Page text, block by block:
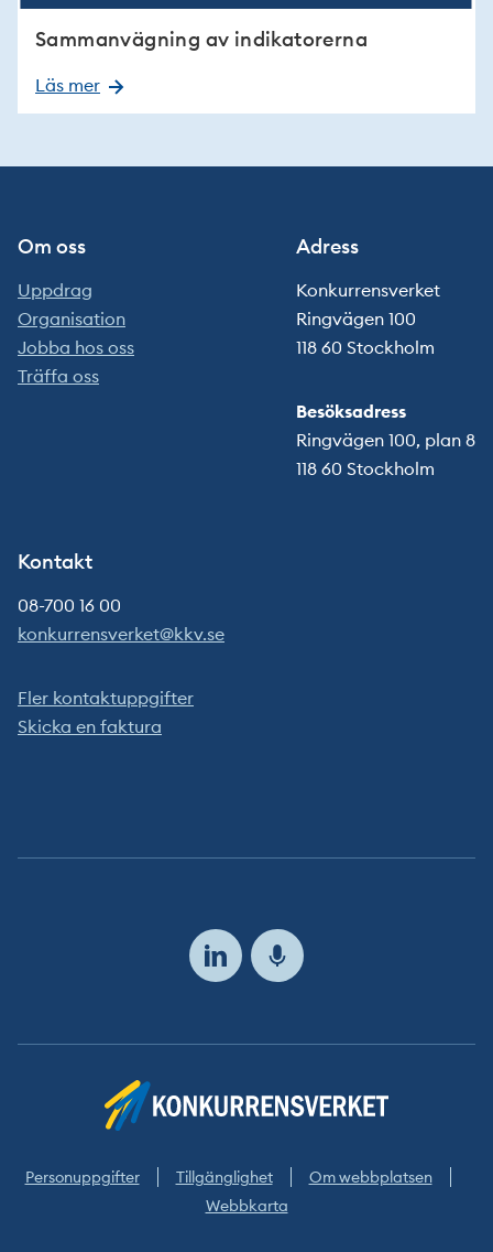
Sammanvägning av indikatorerna
Läs mer
Om oss
Uppdrag
Organisation
Jobba hos oss
Träffa oss
Adress
Konkurrensverket
Ringvägen 100
118 60 Stockholm
Besöksadress
Ringvägen 100, plan 8
118 60 Stockholm
Kontakt
08-700 16 00
konkurrensverket@kkv.se
Fler kontaktuppgifter
Skicka en faktura
Följ
Personuppgifter Tillgänglighet
Om webbplatsen
Webbkarta